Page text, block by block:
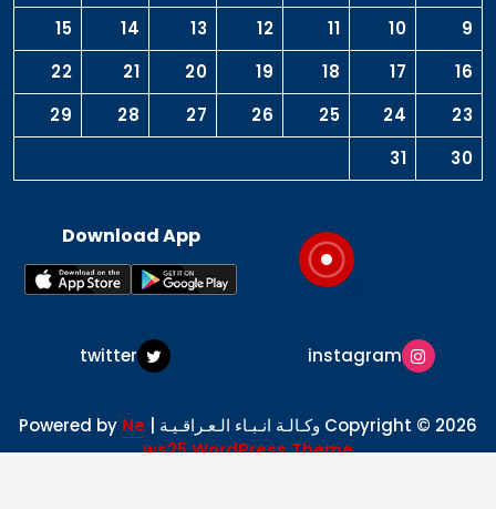
9
10
11
12
13
14
15
16
17
18
19
20
21
22
23
24
25
26
27
28
29
30
31
Download App
twitter instagram
Copyright © 2026 وكـالـة انـبـاء الـعـراقـيـة | Powered by
Ne
ws25 WordPress Theme